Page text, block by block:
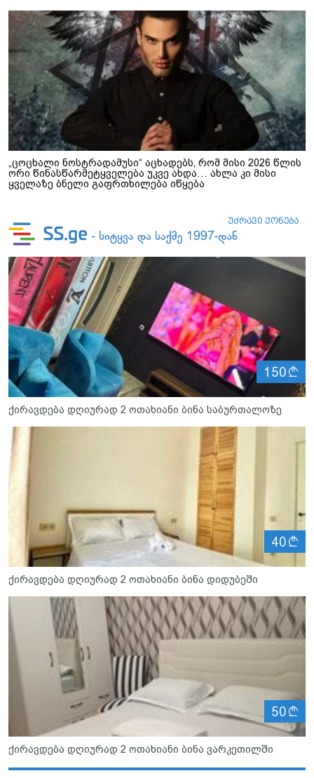
„ცოცხალი ნოსტრადამუსი“ აცხადებს, რომ მისი 2026 წლის
ორი წინასწარმეტყველება უკვე ახდა… ახლა კი მისი
ყველაზე ბნელი გაფრთხილება იწყება
150
ქირავდება დღიურად 2 ოთახიანი ბინა საბურთალოზე
40
ქირავდება დღიურად 2 ოთახიანი ბინა დიდუბეში
50
ქირავდება დღიურად 2 ოთახიანი ბინა ვარკეთილში